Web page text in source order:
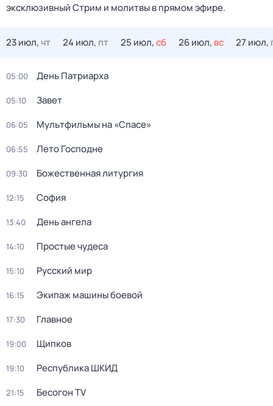
эксклюзивный Стрим и молитвы в прямом эфире.
23 июл,чт 24 июл, пт 25 июл,сб 26 июл, вс 27 июл,
05:00 День Патриарха
05:10 Завет
06:05 Мультфильмы нa «Спаcе»
06:55 Лето Господне
09:30 Божественная литургия
12:15 София
13:40 День ангела
14:10 Простые чудеca
15:10 Русский мир
16:15 Экипаж машины боевой
17:30 Главное
19:00 Щипков
19:10 Республика ШКИД
21:15 Бесогон TV